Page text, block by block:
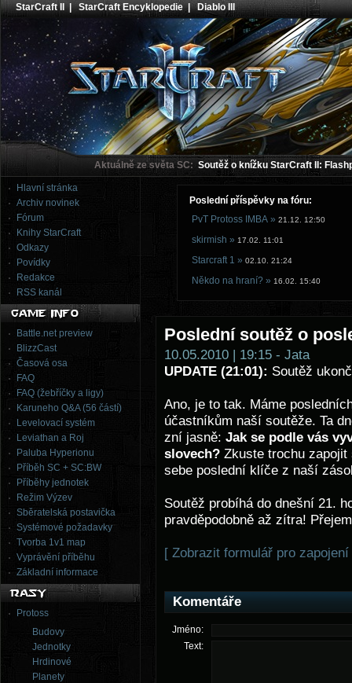
StarCraft II |StarCraft Encyklopedie|Diablo III
Aktuálně ze světa SC: Soutěž o knížku StarCraft II:
Hlavní stránka
Archiv novinek
Fórum
Knihy StarCraft
Odkazy
Povídky
Redakce
RSS kanál
Battle.net preview
BlizzCast
Časová osa
FAQ
FAQ (žebříčky a ligy)
Karuneho Q&A (56 částí)
Levelovací systém
Leviathan a Roj
Paluba Hyperionu
Příběh SC + SC:BW
Příběhy jednotek
Režim Výzev
Sběratelská postavička
Systémové požadavky
Tvorba 1v1 map
Vyprávění příběhu
Základní informace
Protoss
Budovy
Jednotky
Hrdinové
Planety
Poslední příspěvky na fóru:
PvT Protoss IMBA » 21.12. 12:50
skirmish » 17.02. 11:01
Starcraft 1 » 02.10. 21:24
Někdo na hraní? » 16.02. 15:40
Poslední soutěž o
10.05.2010 | 19:15 - Jata
UPDATE (21:01): Soutěž
Ano, je to tak. Máme
účastníkům naší soutěže. Ta
zní jasně: Jak se podle vás
slovech? Zkuste trochu
sebe poslední klíče z naší
Soutěž probíhá do dnešní 21.
pravděpodobně až zítra!
[ Zobrazit formulář pro
Komentáře
Jméno:
Text: